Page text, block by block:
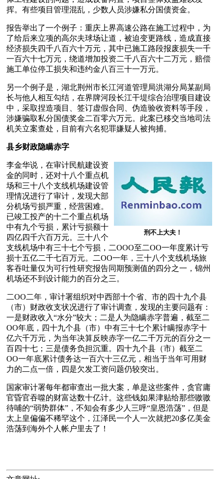
挥。有些项目管理混乱，少数人员涉嫌私分国债资金。
报告举出了一个例子：重庆上界高速公路在施工过程中，为
了给后来立项的高尔夫球场让道，被迫变更路线，造成直接
经济损失四千八百六十万元，其中已施工路段报废损失一千
一百六十七万元，绕道增加投资二千八百六十二万元，赔偿
施工单位停工损失和违约金八百三十一万元。
另一个例子是，湖北荆州市长江河道管理局洪湖分局某副局
长与他人相互勾结，在界牌河段长江干堤综合治理项目建设
中，采取捏造项目、签订虚假合同、伪造验收资料等手段，
涉嫌骗取私分国债奖金二百零六万元。此案已移交当地司法
机关立案查处，目前有六名犯罪嫌疑人被拘捕。
县乡财政隐瞒赤字
刑不上大夫！
李金华说，在审计民航建设资
金的同时，还对十八个重点机
场和三十八个支线机场建设管
理情况进行了审计，发现大部
分机场亏损严重，经营困难。
已竣工投产的十二个重点机场
中有九个亏损，累计亏损额十
四亿四千六百万元。三十八个
支线机场中有三十七个亏损，二OOO至二OO一年度累计亏
损十五亿二千七百万元。二OO一年，三十八个支线机场旅
客吞吐量仅为可行性研究报告同期预测值的四分之一，锦州
机场还不到设计能力的百分之三。
二OO二年，审计署组织对中西部十个省、市的四十九个县
（市）财政收支状况进行了审计调查，发现的主要问题有：
一是财政收入“水分”较大；二是人为隐瞒赤字普遍，截至二
OO年底，四十九个县（市）中有三十七个累计瞒报赤字十
亿六千万元，为当年决算反映赤字一亿二千万元的百分之一
百四十七；三是债务负担沉重。四十九个县（市）截至二
OO一年底累计债务达一百六十三亿元，相当于当年可用财
力的二点一倍，四是欠发工资问题仍较突出。
国家审计署每年都审查出一批大案，单是这些案件，贪官庸
官昏官吞噬的财富达数十亿计。这些钱如果津贴给那些嗷嗷
待哺的“弱势群体”，不知会有多少人三呼“皇恩浩荡”，但是
太上皇偏偏不稀罕这个，江泽民一个人一次就把20多亿美金
浩荡到海外个人帐户里去了！